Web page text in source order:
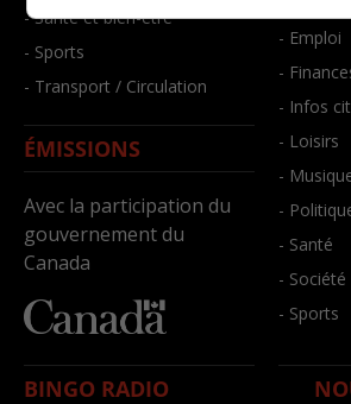
- Santé et bien-être
- Sports
- Transport / Circulation
ÉMISSIONS
Avec la participation du
gouvernement du
Canada
- Emploi
-
- Infos
- Loisirs
-
-
- Santé
- Société
- Sports
BINGO RADIO